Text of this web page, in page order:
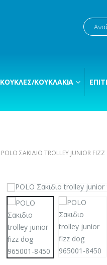
ΚΟΎΚΛΕΣ/ΚΟΥΚΛΆΚΙΑ
POLO ΣΑΚΙΔΙΟ TROLLEY JUNIOR